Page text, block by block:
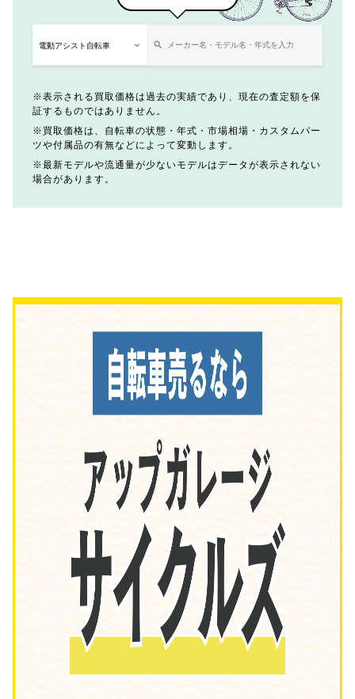
表示される買取価格は過去の実績であり、現在の査定額を保
証するものではありません。
買取価格は、自転車の状態・年式・市場相場・カスタムパー
ツや付属品の有無などによって変動します。
最新モデルや流通量が少ないモデルはデータが表示されない
場合があります。